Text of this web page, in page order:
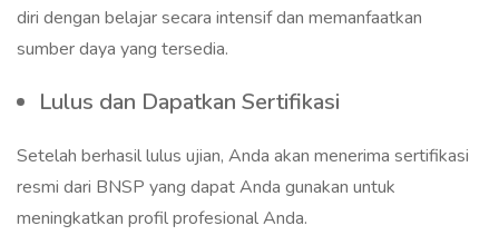
diri dengan belajar secara intensif dan memanfaatkan
sumber daya yang tersedia.
Lulus dan Dapatkan Sertifikasi
Setelah berhasil lulus ujian, Anda akan menerima sertifikasi
resmi dari BNSP yang dapat Anda gunakan untuk
meningkatkan profil profesional Anda.